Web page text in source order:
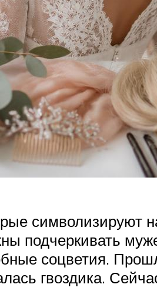
символизируют
подчеркивать
соцветия.
гвоздика.